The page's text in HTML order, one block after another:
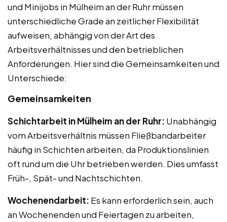
und Minijobs in Mülheim an der Ruhr müssen
unterschiedliche Grade an zeitlicher Flexibilität
aufweisen, abhängig von der Art des
Arbeitsverhältnisses und den betrieblichen
Anforderungen. Hier sind die Gemeinsamkeiten und
Unterschiede:
Gemeinsamkeiten
Schichtarbeit in Mülheim an der Ruhr: Unabhängig
vom Arbeitsverhältnis müssen Fließbandarbeiter
häufig in Schichten arbeiten, da Produktionslinien
oft rund um die Uhr betrieben werden. Dies umfasst
Früh-, Spät- und Nachtschichten.
Wochenendarbeit: Es kann erforderlich sein, auch
an Wochenenden und Feiertagen zu arbeiten,